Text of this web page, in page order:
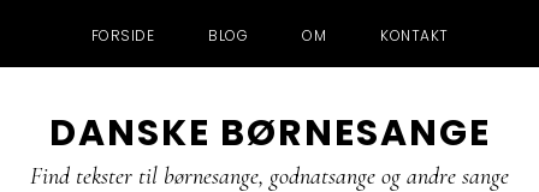
FORSIDE BLOG OM KONTAKT
direkte
til
indhold
direkte
til
direkte
til
DANSKE BØRNESANGE
Find tekster til børnesange, godnatsange og andre sange